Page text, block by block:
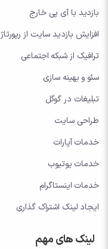
بازدید با آی پی خارج
افزایش بازدید سایت از رپورتاژ
ترافیک از شبکه اجتماعی
سئو و بهینه سازی
تبلیغات در گوگل
طراحی سایت
خدمات آپارات
خدمات یوتیوب
خدمات اینستاگرام
ایجاد لینک اشتراک گذاری
لینک های مهم